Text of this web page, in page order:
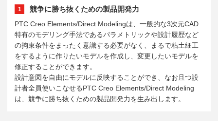
1 競争に勝ち抜くための製品開発力
PTC Creo Elements/Direct Modelingは、一般的な3次元CAD
特有のモデリング手法であるパラメトリックや設計履歴など
の拘束条件をまったく意識する必要がなく、まるで粘土細工
をするように作りたいモデルを作成し、変更したいモデルを
修正することができます。
設計意図を自由にモデルに反映することができ、なお且つ設
計者全員使いこなせるPTC Creo Elements/Direct Modeling
は、競争に勝ち抜くための製品開発力を生み出します。